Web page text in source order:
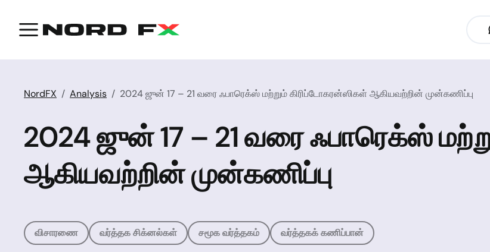
NordFX Analysis 2024 ஜுன் 17 – 21 வரை ஃபாரெக்ஸ் மற்றும் கிரிப்டோகரன்ஸிகள் ஆகியவற்றின் முன்கணிப்பு
2024 ஜுன் 17 – 21 வரை ஃபாரெக்ஸ்
ஆகியவற்றின் முன்கணிப்பு
விசாரணை வர்த்தக சிக்னல்கள் சமூக வர்த்தகம் வர்த்தகக் கணிப்பான்